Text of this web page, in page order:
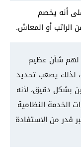
أنه يخصم
لهم شأن عظيم
لذلك يصعب تحديد
بشكل دقيق، لأنه
الخدمة النظامية
قدر من الاستفادة